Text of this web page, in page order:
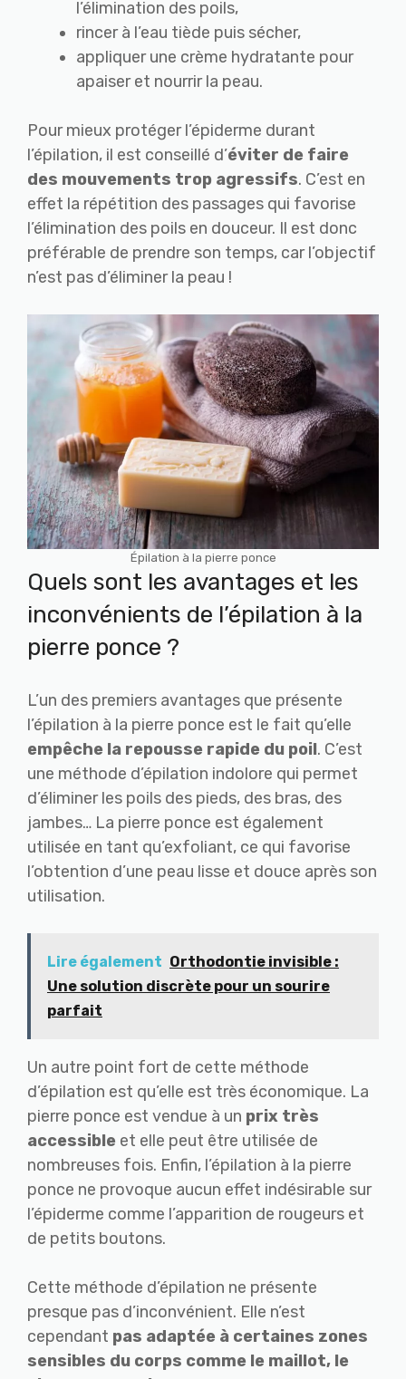
l’élimination des poils,
rincer à l’eau tiède puis sécher,
appliquer une crème hydratante pour
apaiser et nourrir la peau.
Pour mieux protéger l’épiderme durant
l’épilation, il est conseillé d’éviter de faire
des mouvements trop agressifs. C’est en
effet la répétition des passages qui favorise
l’élimination des poils en douceur. Il est donc
préférable de prendre son temps, car l’objectif
n’est pas d’éliminer la peau !
Épilation à la pierre ponce
Quels sont les avantages et les
inconvénients de l’épilation à la
pierre ponce ?
L’un des premiers avantages que présente
l’épilation à la pierre ponce est le fait qu’elle
empêche la repousse rapide du poil. C’est
une méthode d’épilation indolore qui permet
d’éliminer les poils des pieds, des bras, des
jambes… La pierre ponce est également
utilisée en tant qu’exfoliant, ce qui favorise
l’obtention d’une peau lisse et douce après son
utilisation.
Lire également Orthodontie invisible :
Une solution discrète pour un sourire
parfait
Un autre point fort de cette méthode
d’épilation est qu’elle est très économique. La
pierre ponce est vendue à un prix très
accessible et elle peut être utilisée de
nombreuses fois. Enfin, l’épilation à la pierre
ponce ne provoque aucun effet indésirable sur
l’épiderme comme l’apparition de rougeurs et
de petits boutons.
Cette méthode d’épilation ne présente
presque pas d’inconvénient. Elle n’est
cependant pas adaptée à certaines zones
sensibles du corps comme le maillot, le